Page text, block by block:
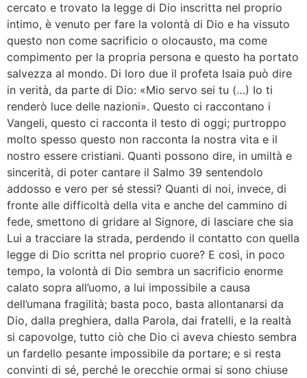
cercato e trovato la legge di Dio inscritta nel proprio
intimo, è venuto per fare la volontà di Dio e ha vissuto
questo non come sacrificio o olocausto, ma come
compimento per la propria persona e questo ha portato
salvezza al mondo. Di loro due il profeta Isaia può dire
in verità, da parte di Dio: «Mio servo sei tu (…) Io ti
renderò luce delle nazioni». Questo ci raccontano i
Vangeli, questo ci racconta il testo di oggi; purtroppo
molto spesso questo non racconta la nostra vita e il
nostro essere cristiani. Quanti possono dire, in umiltà e
sincerità, di poter cantare il Salmo 39 sentendolo
addosso e vero per sé stessi? Quanti di noi, invece, di
fronte alle difficoltà della vita e anche del cammino di
fede, smettono di gridare al Signore, di lasciare che sia
Lui a tracciare la strada, perdendo il contatto con quella
legge di Dio scritta nel proprio cuore? E così, in poco
tempo, la volontà di Dio sembra un sacrificio enorme
calato sopra all’uomo, a lui impossibile a causa
dell’umana fragilità; basta poco, basta allontanarsi da
Dio, dalla preghiera, dalla Parola, dai fratelli, e la realtà
si capovolge, tutto ciò che Dio ci aveva chiesto sembra
un fardello pesante impossibile da portare; e si resta
convinti di sé, perché le orecchie ormai si sono chiuse